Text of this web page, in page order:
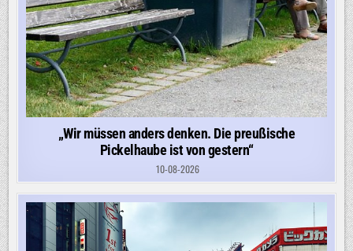
„Wir müssen anders denken. Die preußische
Pickelhaube ist von gestern“
10-08-2026